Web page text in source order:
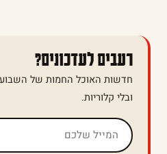
רעבים לעדכונים?
חדשות האוכל החמות של השבוע
ובלי קלוריות.
אל תמלאו שדה זה